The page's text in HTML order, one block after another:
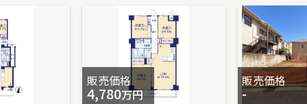
田園都市線「溝の口」新築分譲
-｜3LDK｜70.38㎡｜-
販売価格を見る
販売価格
4,780万円
販売価格
-